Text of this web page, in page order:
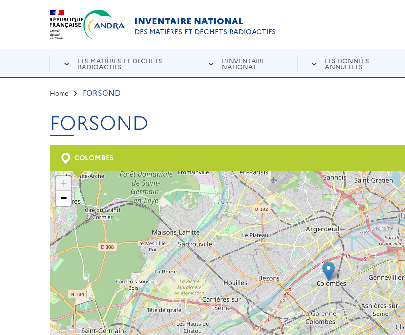
Aller au contenu principal
INVENTAIRE NATIONAL
DES MATIÈRES ET DÉCHETS RADIOACTIFS
LES MATIÈRES ET DÉCHETS
RADIOACTIFS
L'INVENTAIRE
NATIONAL
LES DONNÉES
ANNUELLES
Home FORSOND
FORSOND
COLOMBES
+
−